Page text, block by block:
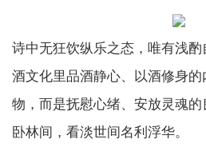
诗中无狂饮纵乐之态，唯有浅
酒文化里品酒静心、以酒修身
物，而是抚慰心绪、安放灵魂
卧林间，看淡世间名利浮华。